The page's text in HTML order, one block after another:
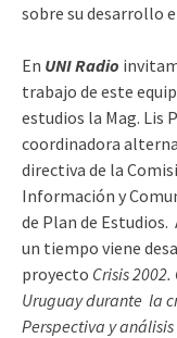
sobre su desarrollo
En UNI Radio
trabajo de este
estudios la Mag. Lis
coordinadora
directiva de la
Información y
de Plan de Estudios.
un tiempo viene
proyecto Crisis
Uruguay durante la
Perspectiva y